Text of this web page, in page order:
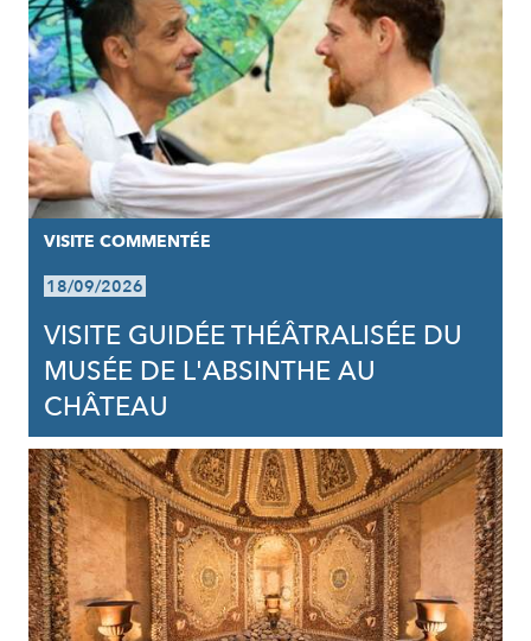
VISITE COMMENTÉE
18/09/2026
VISITE GUIDÉE THÉÂTRALISÉE DU
MUSÉE DE L'ABSINTHE AU
CHÂTEAU